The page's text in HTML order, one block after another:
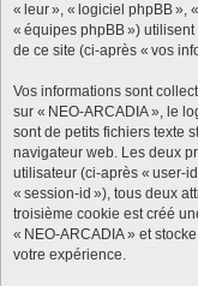
« leur », « logiciel phpBB »,
« équipes phpBB »)
de ce site (ci-après « vos
Vos informations sont
sur « NEO-ARCADIA », le
sont de petits fichiers texte
navigateur web. Les deux
utilisateur (ci-après « user-
« session-id »), tous deux
troisième cookie est créé
« NEO-ARCADIA » et
votre expérience.